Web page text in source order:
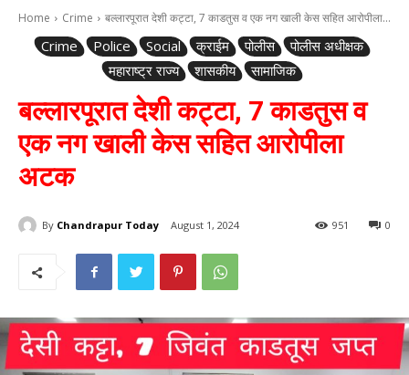
Home Crime बल्लारपूरात देशी कट्टा, 7 काडतुस व एक नग खाली केस सहित आरोपीला...
Crime Police Social क्राईम पोलीस
पोलीस अधीक्षक
महाराष्ट्र राज्य
शासकीय सामाजिक
बल्लारपूरात देशी कट्टा, 7 काडतुस व
एक नग खाली केस सहित आरोपीला
अटक
By Chandrapur Today August 1, 2024 0
951